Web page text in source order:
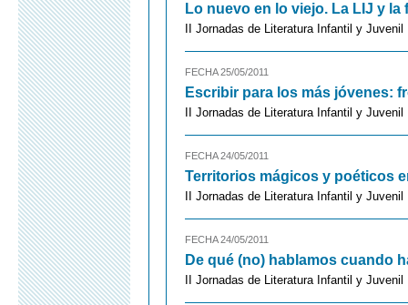
Lo nuevo en lo viejo. La LIJ y
II Jornadas de Literatura Infantil y
FECHA 25/05/2011
Escribir para los más jóvenes:
II Jornadas de Literatura Infantil y
FECHA 24/05/2011
Territorios mágicos y poéticos
II Jornadas de Literatura Infantil y
FECHA 24/05/2011
De qué (no) hablamos cuando
II Jornadas de Literatura Infantil y